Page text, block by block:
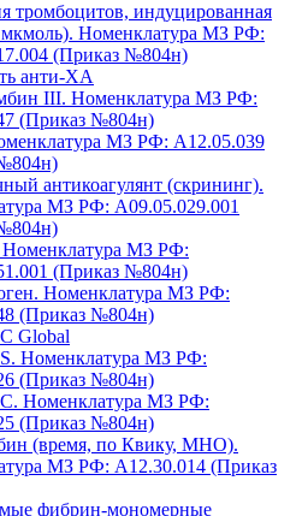
тромбоцитов, индуцированная
Номенклатура МЗ РФ:
(Приказ №804н)
анти-ХА
III. Номенклатура МЗ РФ:
(Приказ №804н)
МЗ РФ: A12.05.039
антикоагулянт (скрининг).
МЗ РФ: A09.05.029.001
МЗ РФ:
(Приказ №804н)
Номенклатура МЗ РФ:
(Приказ №804н)
Global
Номенклатура МЗ РФ:
(Приказ №804н)
Номенклатура МЗ РФ:
(Приказ №804н)
(время, по Квику, МНО).
МЗ РФ: A12.30.014 (Приказ
фибрин-мономерные